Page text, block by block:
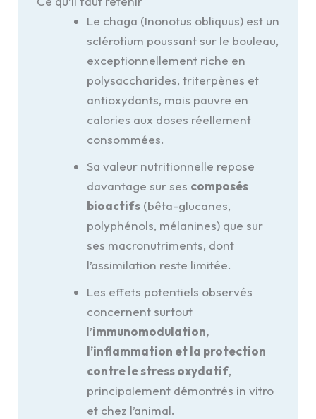
Le chaga (Inonotus obliquus) est un
sclérotium poussant sur le bouleau,
exceptionnellement riche en
polysaccharides, triterpènes et
antioxydants, mais pauvre en
calories aux doses réellement
consommées.
Sa valeur nutritionnelle repose
davantage sur ses composés
bioactifs(bêta-glucanes,
polyphénols, mélanines) que sur
ses macronutriments, dont
l’assimilation reste limitée.
Les effets potentiels observés
concernent surtout
l’immunomodulation,
l’inflammation et la protection
contre le stress oxydatif,
principalement démontrés in vitro
et chez l’animal.